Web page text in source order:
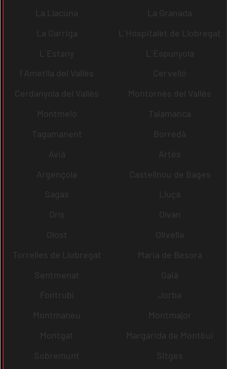
La Llacuna
La Granada
La Garriga
L´Hospitalet de Llobregat
L´Estany
L´Espunyola
l´Ametlla del Vallès
Cervelló
Cerdanyola del Vallès
Montornès del Vallès
Montmeló
Talamanca
Tagamanent
Borredà
Avià
Artés
Argençola
Castellnou de Bages
Sagàs
Lluçà
Orís
Olvan
Olost
Olivella
Torrelles de Llobregat
Maria de Besora
Sentmenat
Gaià
Fontrubí
Jorba
Montmaneu
Montmajor
Montgat
Margarida de Montbui
Sobremunt
Sitges